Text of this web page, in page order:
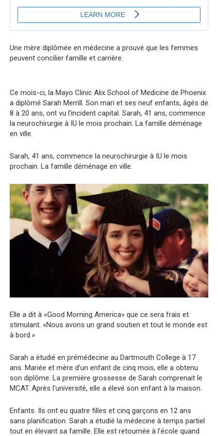
Une mère diplômée en médecine a prouvé que les femmes
peuvent concilier famille et carrière.
Ce mois-ci, la Mayo Clinic Alix School of Medicine de Phoenix
a diplômé Sarah Merrill. Son mari et ses neuf enfants, âgés de
8 à 20 ans, ont vu l’incident capital. Sarah, 41 ans, commence
la neurochirurgie à IU le mois prochain. La famille déménage
en ville.
Sarah, 41 ans, commence la neurochirurgie à IU le mois
prochain. La famille déménage en ville.
Elle a dit à «Good Morning America» que ce sera frais et
stimulant. «Nous avons un grand soutien et tout le monde est
à bord.»
Sarah a étudié en prémédecine au Dartmouth College à 17
ans. Mariée et mère d’un enfant de cinq mois, elle a obtenu
son diplôme. La première grossesse de Sarah comprenait le
MCAT. Après l’université, elle a élevé son enfant à la maison.
Enfants. Ils ont eu quatre filles et cinq garçons en 12 ans
sans planification. Sarah a étudié la médecine à temps partiel
tout en élevant sa famille. Elle est retournée à l’école quand